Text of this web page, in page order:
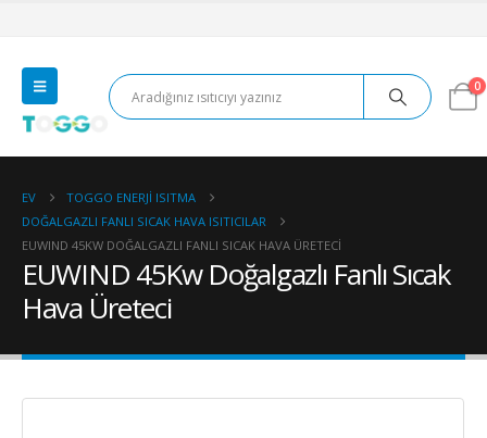
0
EV
TOGGO ENERJI ISITMA
DOĞALGAZLI FANLI SICAK HAVA ISITICILAR
EUWIND 45KW DOĞALGAZLI FANLI SICAK HAVA ÜRETECI
EUWIND 45Kw Doğalgazlı Fanlı Sıcak
Hava Üreteci